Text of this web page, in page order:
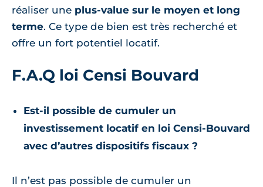
réaliser une plus-value sur le moyen et long
terme. Ce type de bien est très recherché et
offre un fort potentiel locatif.
F.A.Q loi Censi Bouvard
Est-il possible de cumuler un
investissement locatif en loi Censi-Bouvard
avec d’autres dispositifs fiscaux ?
Il n’est pas possible de cumuler un